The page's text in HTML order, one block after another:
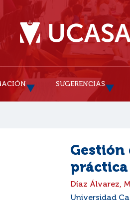
SUGERENCIAS
Gestión
Díaz Álvarez,
Universidad